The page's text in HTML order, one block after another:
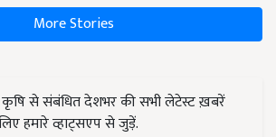
More Stories
कृषि से संबंधित देशभर की सभी लेटेस्ट ख़बरें
हमारे व्हाट्सएप से जुड़ें.